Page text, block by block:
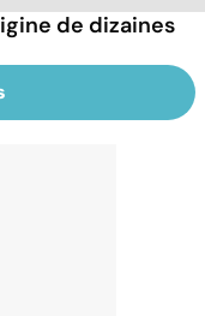
de dizaines